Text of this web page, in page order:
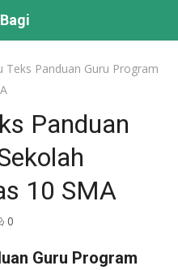
Teks Panduan Guru Program
Panduan
10 SMA
0
Guru Program